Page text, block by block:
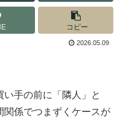
コピー
2026.05.09
手の前に「隣人」と
関係でつまずくケースが